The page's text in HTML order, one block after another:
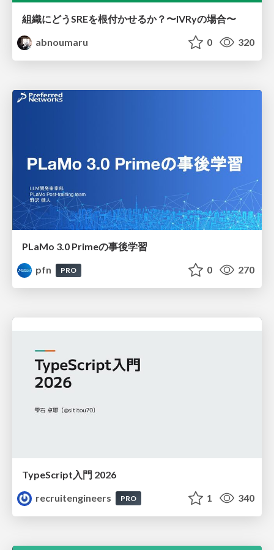
組織にどうSREを根付かせるか？〜IVRyの場合〜
abnoumaru
0 320
PLaMo 3.0 Primeの事後学習
pfn
PRO 0 270
TypeScript入門 2026
recruitengineers
PRO 1 340